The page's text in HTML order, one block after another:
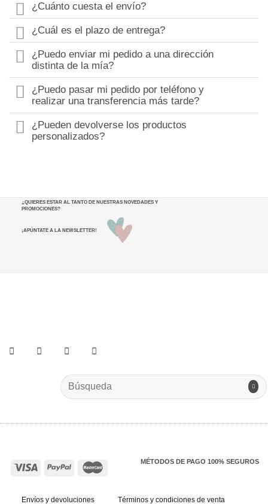
¿Cuánto cuesta el envío?
¿Cuál es el plazo de entrega?
¿Puedo enviar mi pedido a una dirección
distinta de la mía?
¿Puedo pasar mi pedido por teléfono y
realizar una transferencia más tarde?
¿Pueden devolverse los productos
personalizados?
¿QUIERES ESTAR AL TANTO DE NUESTRAS NOVEDADES Y
PROMOCIONES?
¡APÚNTATE A LA NEWSLETTER!
Search
for:
MÉTODOS DE PAGO 100% SEGUROS
Envíos y devoluciones Términos y condiciones de venta